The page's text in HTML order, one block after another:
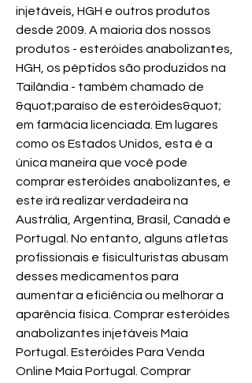
injetáveis, HGH e outros produtos
desde 2009. A maioria dos nossos
produtos - esteróides anabolizantes,
HGH, os péptidos são produzidos na
Tailândia - também chamado de
&quot;paraíso de esteróides&quot;
em farmácia licenciada. Em lugares
como os Estados Unidos, esta é a
única maneira que você pode
comprar esteróides anabolizantes, e
este irá realizar verdadeira na
Austrália, Argentina, Brasil, Canadá e
Portugal. No entanto, alguns atletas
profissionais e fisiculturistas abusam
desses medicamentos para
aumentar a eficiência ou melhorar a
aparência física. Comprar esteróides
anabolizantes injetáveis Maia
Portugal. Esteróides Para Venda
Online Maia Portugal. Comprar